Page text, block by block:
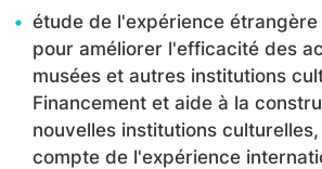
étude de l'expérience
pour améliorer l'efficacité des
musées et autres institutions
Financement et aide à la
nouvelles institutions
compte de l'expérience